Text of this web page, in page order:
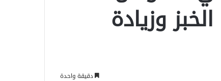
وزيادة
دقيقة واحدة